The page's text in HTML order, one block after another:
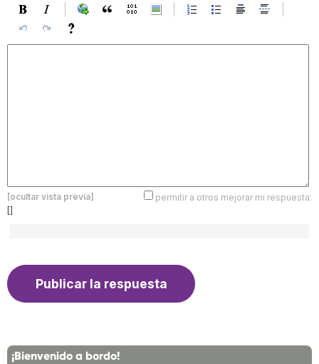
[ocultar vista previa]
permitir a otros mejorar mi respuesta:
[]
¡Bienvenido a bordo!